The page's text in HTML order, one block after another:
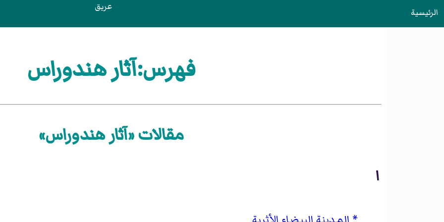
الرئيسية عريق
فهرس:آثار هندوراس
مقالات «آثار هندوراس»
ا